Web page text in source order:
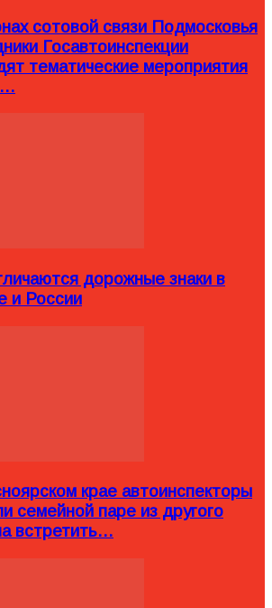
сотовой связи Подмосковья
Госавтоинспекции
тематические мероприятия
дорожные знаки в
и России
крае автоинспекторы
семейной паре из другого
встретить…